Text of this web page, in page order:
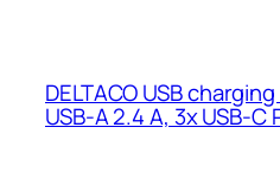
DELTACO USB
USB-A 2.4 A, 3x USB-C